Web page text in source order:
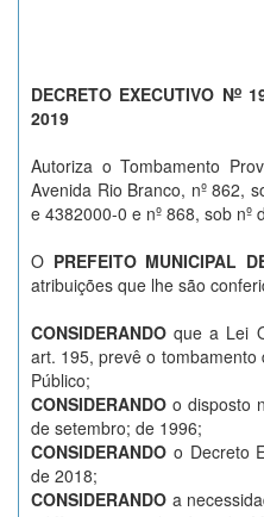
DECRETO EXECUTIVO No
2019
Autoriza o Tombamento
Avenida Rio Branco, nº 862,
e 4382000-0 e nº 868, sob nº
O PREFEITO MUNICIPAL
atribuições que lhe são
CONSIDERANDO que a Lei
art. 195, prevê o tombamento
Público;
CONSIDERANDO o disposto
de setembro; de 1996;
CONSIDERANDO o Decreto
de 2018;
CONSIDERANDO a